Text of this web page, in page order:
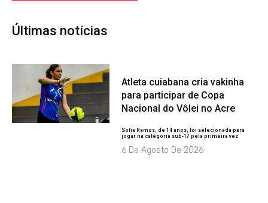
Últimas notícias
Atleta cuiabana cria vakinha
para participar de Copa
Nacional do Vôlei no Acre
Sofia Ramos, de 14 anos, foi selecionada para
jogar na categoria sub-17 pela primeira vez
6 De Agosto De 2026